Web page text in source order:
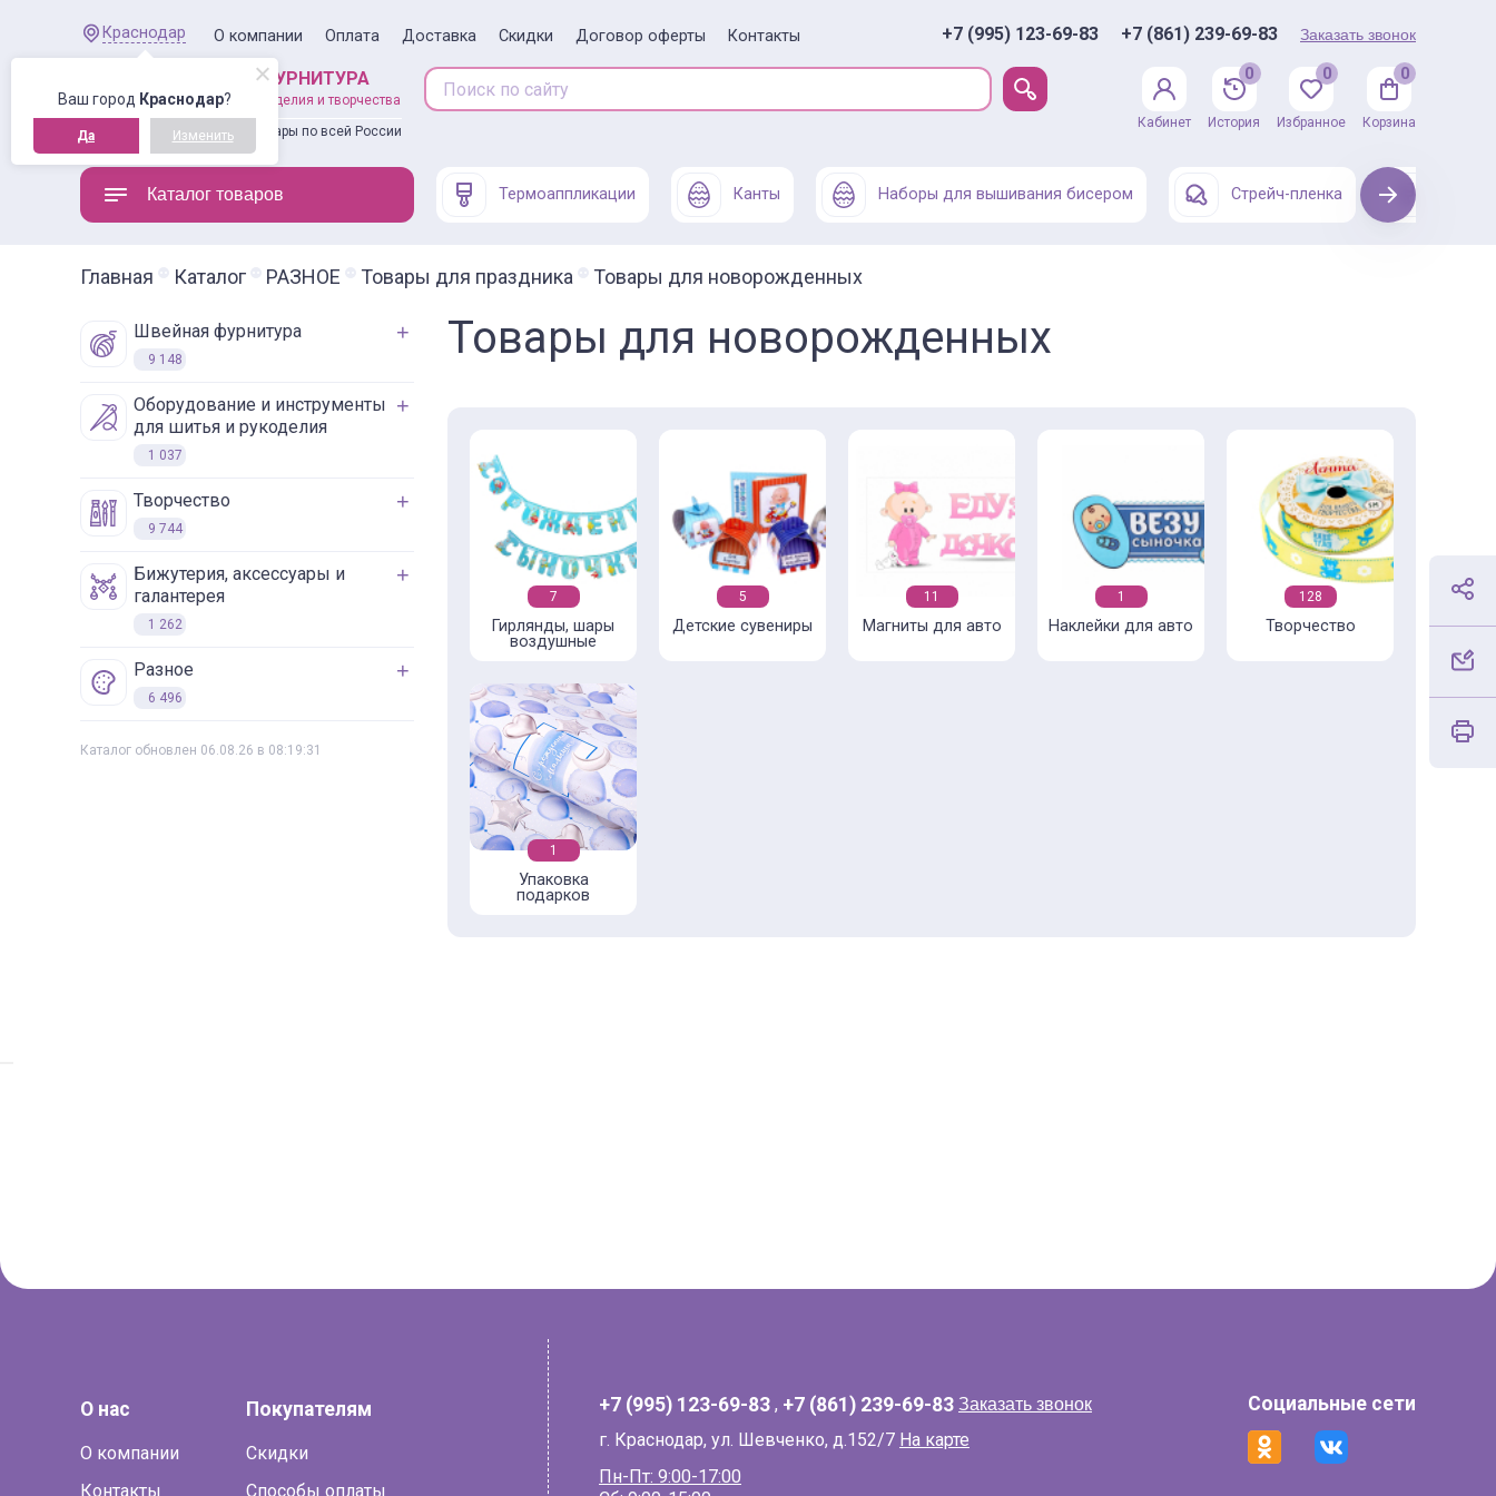
Ваш город Краснодар?
Да Изменить
Краснодар О компании Оплата Доставка Скидки Договор оферты Контакты +7 (995) 123-69-83 +7 (861) 239-69-83 Заказать звонок
ШВЕЙНАЯ ФУРНИТУРА
товары для рукоделия и творчества
Доставляем товары по всей России
Кабинет
0
История
0
Избранное
0
Корзина
Каталог товаров Термоаппликации Канты Наборы для вышивания бисером Стрейч-пленка Next
Главная Каталог РАЗНОЕ Товары для праздника Товары для новорожденных
швейная фурнитура
9 148
оборудование и инструменты
для шитья и рукоделия
1 037
творчество
9 744
бижутерия, аксессуары и
галантерея
1 262
разное
6 496
Каталог обновлен 06.08.26 в 08:19:31
Товары для новорожденных
7
Гирлянды, шары
воздушные
5
Детские сувениры
11
Магниты для авто
1
Наклейки для авто
128
Творчество
1
Упаковка
подарков
О нас
О компании
Контакты
Покупателям
Скидки
Способы оплаты
+7 (995) 123-69-83 , +7 (861) 239-69-83 Заказать звонок
г. Краснодар, ул. Шевченко, д.152/7 На карте
Пн-Пт: 9:00-17:00
Социальные сети